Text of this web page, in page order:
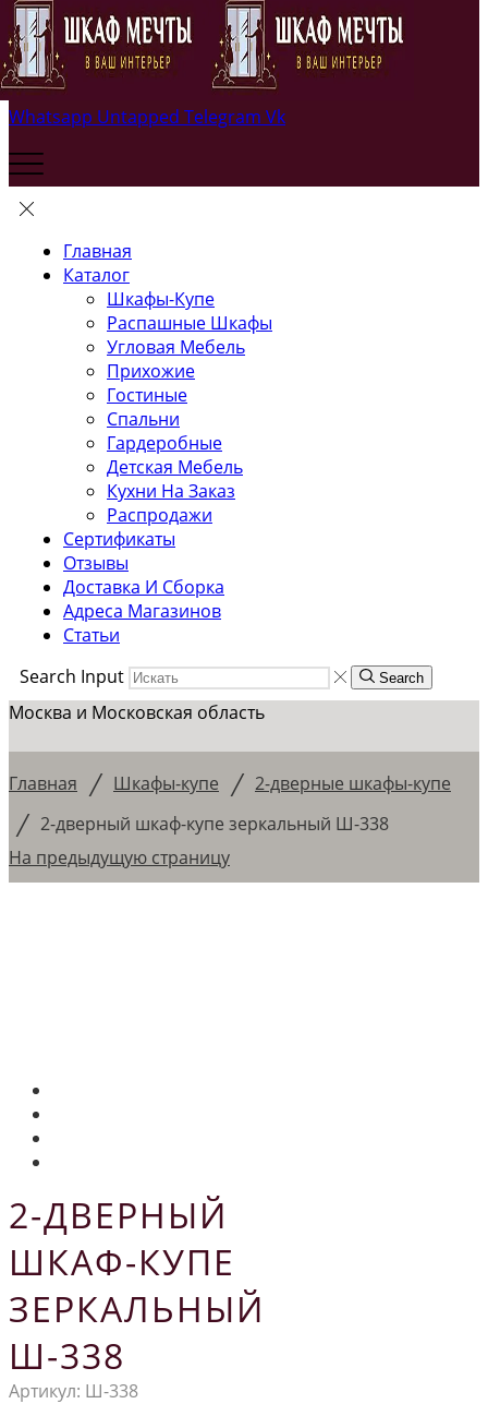
Whatsapp Untapped Telegram Vk
Главная
Каталог
Шкафы-Купе
Распашные Шкафы
Угловая Мебель
Прихожие
Гостиные
Спальни
Гардеробные
Детская Мебель
Кухни На Заказ
Распродажи
Сертификаты
Отзывы
Доставка И Сборка
Адреса Магазинов
Статьи
Search Input
Search
Москва и Московская область
Главная / Шкафы-купе / 2-дверные шкафы-купе
/ 2-дверный шкаф-купе зеркальный Ш-338
На предыдущую страницу
2-ДВЕРНЫЙ
ШКАФ-КУПЕ
ЗЕРКАЛЬНЫЙ
Ш-338
Артикул: Ш-338